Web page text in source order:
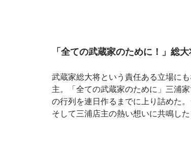
「全ての武蔵家のために！」総
武蔵家総大将という責任ある立場に
主。「全ての武蔵家のために」三浦
の行列を連日作るまでに上り詰めた
そして三浦店主の熱い想いに共鳴し